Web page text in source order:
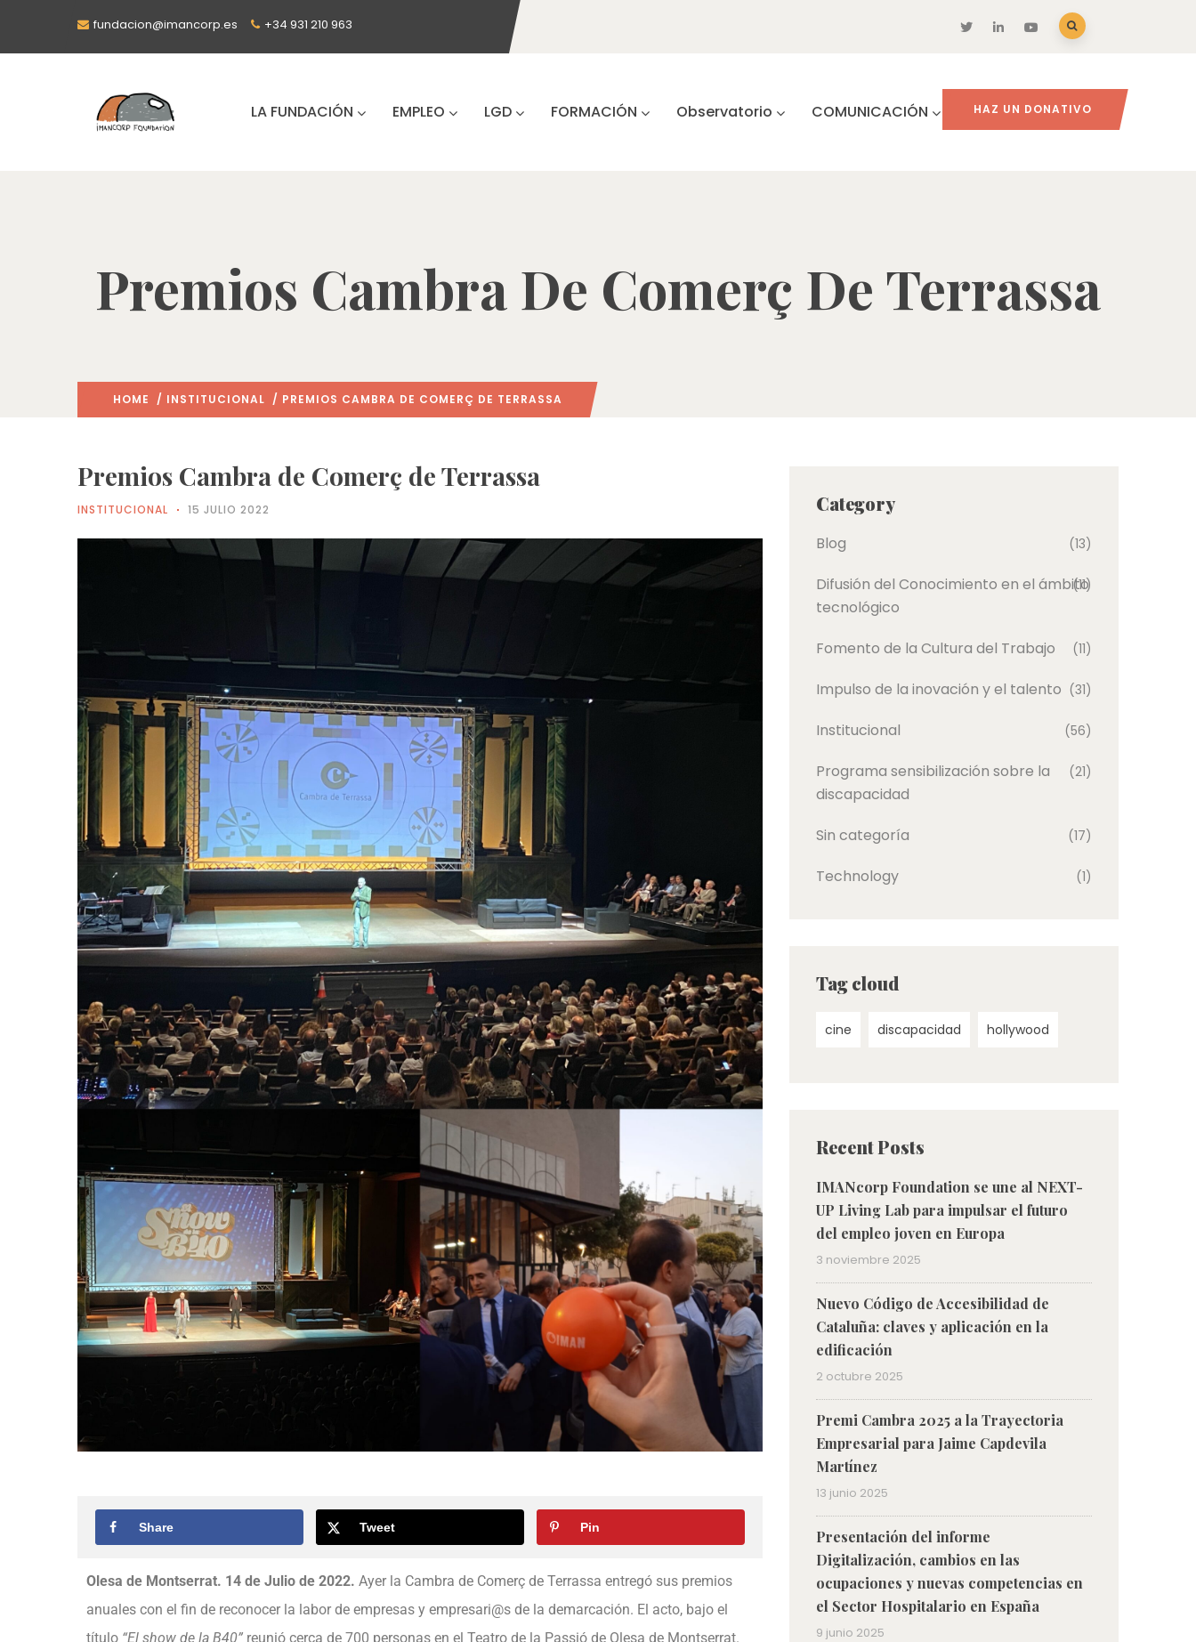
fundacion@imancorp.es +34 931 210 963
LA FUNDACIÓN EMPLEO LGD FORMACIÓN Observatorio COMUNICACIÓN HAZ UN DONATIVO
Premios Cambra De Comerç De Terrassa
HOME / INSTITUCIONAL / PREMIOS CAMBRA DE COMERÇ DE TERRASSA
Premios Cambra de Comerç de Terrassa
INSTITUCIONAL 15 JULIO 2022
Share Tweet Pin
Olesa de Montserrat. 14 de Julio de 2022. Ayer la Cambra de Comerç de Terrassa entregó sus premios
anuales con el fin de reconocer la labor de empresas y empresari@s de la demarcación. El acto, bajo el
título “El show de la B40” reunió cerca de 700 personas en el Teatro de la Passió de Olesa de Montserrat.
Category
Blog (13)
Difusión del Conocimiento en el ámbito
tecnológico
(11)
Fomento de la Cultura del Trabajo (11)
Impulso de la inovación y el talento (31)
Institucional (56)
Programa sensibilización sobre la
discapacidad
(21)
Sin categoría (17)
Technology (1)
Tag cloud
cine discapacidad hollywood
Recent Posts
IMANcorp Foundation se une al NEXT-
UP Living Lab para impulsar el futuro
del empleo joven en Europa
3 noviembre 2025
Nuevo Código de Accesibilidad de
Cataluña: claves y aplicación en la
edificación
2 octubre 2025
Premi Cambra 2025 a la Trayectoria
Empresarial para Jaime Capdevila
Martínez
13 junio 2025
Presentación del informe
Digitalización, cambios en las
ocupaciones y nuevas competencias en
el Sector Hospitalario en España
9 junio 2025